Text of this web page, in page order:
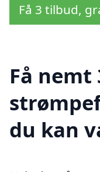
Få 3 tilbud,
Få
du kan